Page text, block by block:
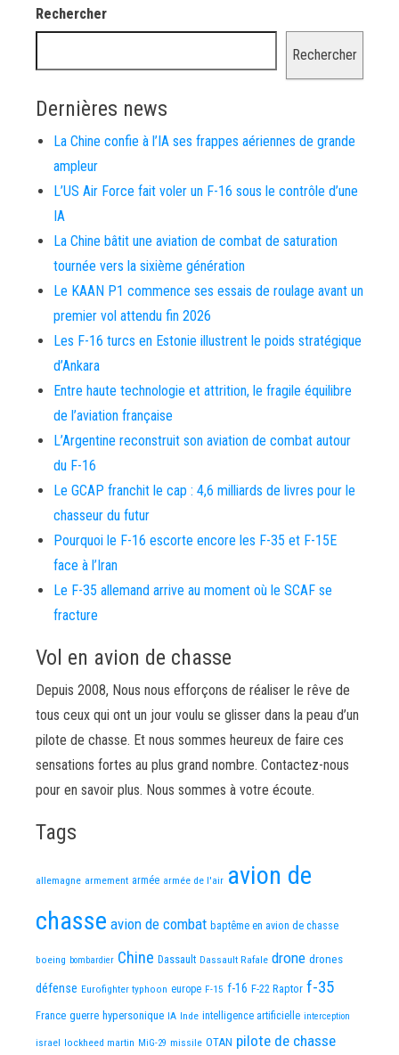
Rechercher
Rechercher
Dernières news
La Chine confie à l’IA ses frappes aériennes de grande
ampleur
L’US Air Force fait voler un F-16 sous le contrôle d’une
IA
La Chine bâtit une aviation de combat de saturation
tournée vers la sixième génération
Le KAAN P1 commence ses essais de roulage avant un
premier vol attendu fin 2026
Les F-16 turcs en Estonie illustrent le poids stratégique
d’Ankara
Entre haute technologie et attrition, le fragile équilibre
de l’aviation française
L’Argentine reconstruit son aviation de combat autour
du F-16
Le GCAP franchit le cap : 4,6 milliards de livres pour le
chasseur du futur
Pourquoi le F-16 escorte encore les F-35 et F-15E
face à l’Iran
Le F-35 allemand arrive au moment où le SCAF se
fracture
Vol en avion de chasse
Depuis 2008, Nous nous efforçons de réaliser le rêve de
tous ceux qui ont un jour voulu se glisser dans la peau d’un
pilote de chasse. Et nous sommes heureux de faire ces
sensations fortes au plus grand nombre. Contactez-nous
pour en savoir plus. Nous sommes à votre écoute.
Tags
allemagne armement armée armée de l'air avion de
chasse avion de combat baptême en avion de chasse
boeing bombardier Chine Dassault Dassault Rafale drone drones
défense Eurofighter typhoon europe F-15 f-16 F-22 Raptor f-35
France guerre hypersonique IA Inde intelligence artificielle interception
israel lockheed martin MiG-29 missile OTAN pilote de chasse